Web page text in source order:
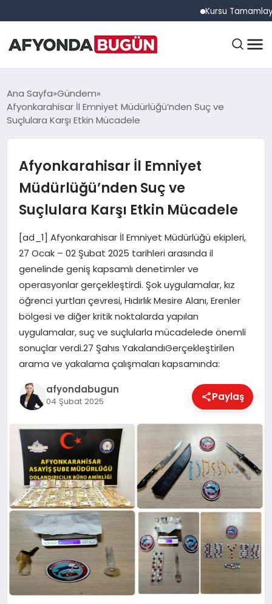
Kursu Tamamlayan
ANASAYFA
GÜNDEM
EĞITIM
EKONOMI
MAGAZIN
SAĞLIK
SIYASET
SPOR
YAŞAM
Ana Sayfa Gündem
Afyonkarahisar İl Emniyet Müdürlüğü’nden Suç ve
Suçlulara Karşı Etkin Mücadele
Afyonkarahisar İl Emniyet
Müdürlüğü’nden Suç ve
Suçlulara Karşı Etkin Mücadele
[ad_1] Afyonkarahisar İl Emniyet Müdürlüğü ekipleri,
27 Ocak – 02 Şubat 2025 tarihleri arasında il
genelinde geniş kapsamlı denetimler ve
operasyonlar gerçekleştirdi. Şok uygulamalar, kız
öğrenci yurtları çevresi, Hıdırlık Mesire Alanı, Erenler
bölgesi ve diğer kritik noktalarda yapılan
uygulamalar, suç ve suçlularla mücadelede önemli
sonuçlar verdi.27 Şahıs YakalandıGerçekleştirilen
arama ve yakalama çalışmaları kapsamında:
afyondabugun
04 Şubat 2025 Paylaş